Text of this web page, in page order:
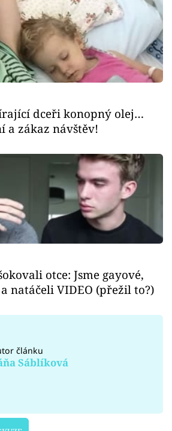
dceři konopný olej…
a zákaz návštěv!
otce: Jsme gayové,
natáčeli VIDEO (přežil to?)
článku
Sáblíková